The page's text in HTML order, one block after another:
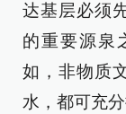
达基层必须
的重要源泉
如，非物质
水，都可充